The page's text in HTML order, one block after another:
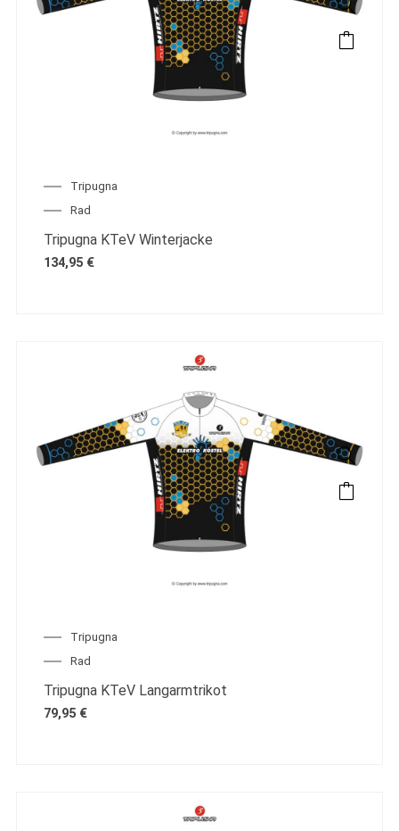
Tripugna
Rad
Tripugna KTeV Winterjacke
134,95 €
Tripugna
Rad
Tripugna KTeV Langarmtrikot
79,95 €